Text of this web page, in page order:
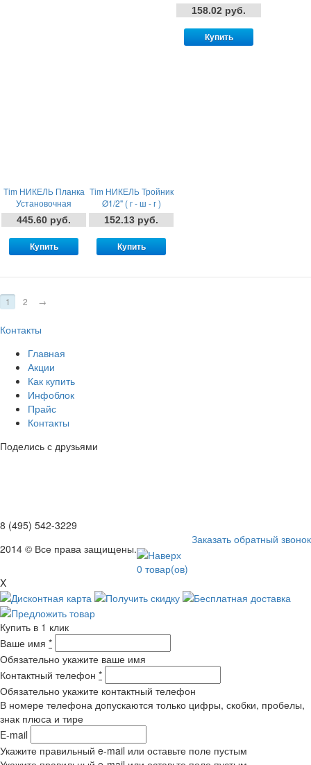
158.02 руб.
Купить
Tim НИКЕЛЬ Планка
Установочная
Ø1/2гай - 1/2гай
445.60 руб.
Купить
Tim НИКЕЛЬ Тройник
Ø1/2" ( г - ш - г )
152.13 руб.
Купить
1 2 →
Контакты
Главная
Акции
Как купить
Инфоблок
Прайс
Контакты
Поделись с друзьями
8 (495) 542-3229
2014 © Все права защищены.
Заказать обратный звонок
0 товар(ов)
X
Купить в 1 клик
Ваше имя *
Обязательно укажите ваше имя
Контактный телефон *
Обязательно укажите контактный телефон
В номере телефона допускаются только цифры, скобки, пробелы,
знак плюса и тире
E-mail
Укажите правильный e-mail или оставьте поле пустым